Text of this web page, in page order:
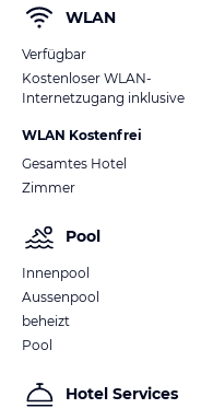
WLAN
Verfügbar
Kostenloser WLAN-
Internetzugang inklusive
WLAN Kostenfrei
Gesamtes Hotel
Zimmer
Pool
Innenpool
Aussenpool
beheizt
Pool
Hotel Services